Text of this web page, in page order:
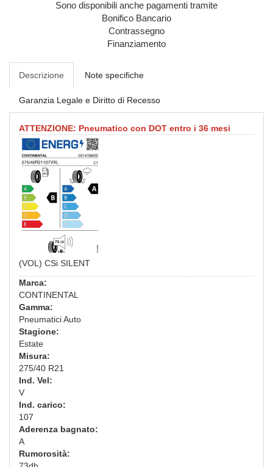
Sono disponibili anche pagamenti tramite
Bonifico Bancario
Contrassegno
Finanziamento
Descrizione Note specifiche
Garanzia Legale e Diritto di Recesso
ATTENZIONE: Pneumatico con DOT entro i 36 mesi
(VOL) CSi SILENT
Marca:
CONTINENTAL
Gamma:
Pneumatici Auto
Stagione:
Estate
Misura:
275/40 R21
Ind. Vel:
V
Ind. carico:
107
Aderenza bagnato:
A
Rumorosità: